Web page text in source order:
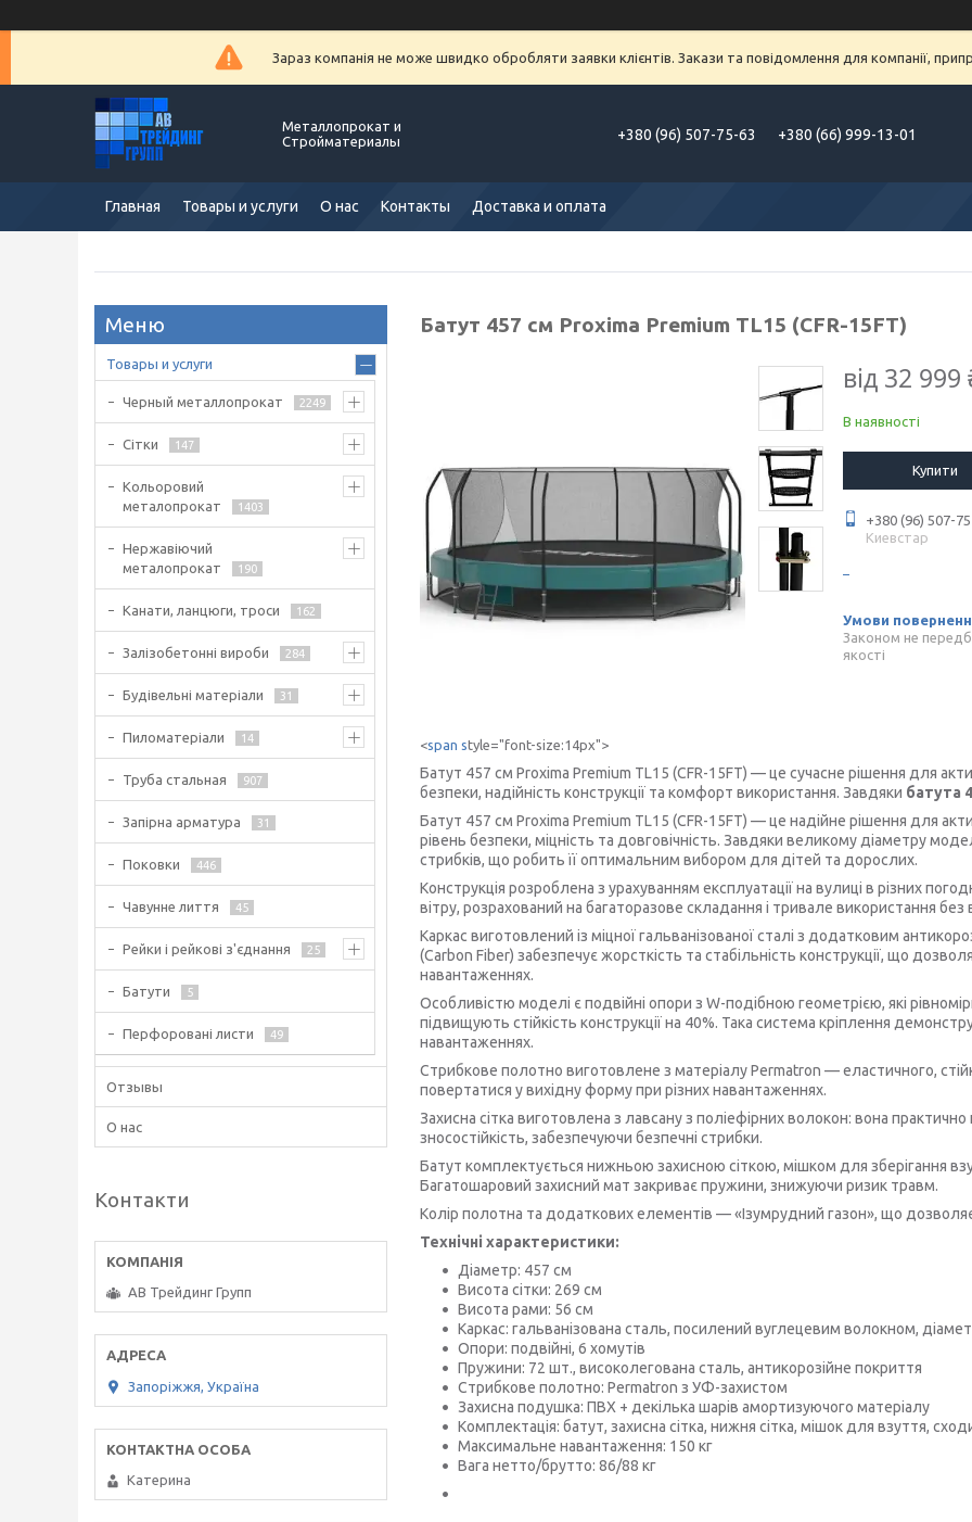
Зараз компанія не може швидко обробляти заявки клієнтів. Закази та повідомлення для компанії,
Металлопрокат и
Стройматериалы
+380 (96) 507-75-63 +380 (66) 999-13-01
Главная Товары и услуги О нас Контакты Доставка и оплата
Батут 457 см Proxima Premium TL15 (CFR-15FT)
від 32 999
В наявності
Купити
+380 (96) 507-
Киевстар
Законом не
якості
<span style="font-size:14px">
Батут 457 см Proxima Premium TL15 (CFR-15FT) — це сучасне рішення для
безпеки, надійність конструкції та комфорт використання. Завдяки батута
Батут 457 см Proxima Premium TL15 (CFR-15FT) — це надійне рішення для
рівень безпеки, міцність та довговічність. Завдяки великому діаметру
стрибків, що робить її оптимальним вибором для дітей та дорослих.
Конструкція розроблена з урахуванням експлуатації на вулиці в різних
вітру, розрахований на багаторазове складання і тривале використання
Каркас виготовлений із міцної гальванізованої сталі з додатковим
(Carbon Fiber) забезпечує жорсткість та стабільність конструкції, що
навантаженнях.
Особливістю моделі є подвійні опори з W-подібною геометрією, які
підвищують стійкість конструкції на 40%. Така система кріплення
навантаженнях.
Стрибкове полотно виготовлене з матеріалу Permatron — еластичного,
повертатися у вихідну форму при різних навантаженнях.
Захисна сітка виготовлена з лавсану з поліефірних волокон: вона практично
зносостійкість, забезпечуючи безпечні стрибки.
Батут комплектується нижньою захисною сіткою, мішком для зберігання
Багатошаровий захисний мат закриває пружини, знижуючи ризик травм.
Колір полотна та додаткових елементів — «Ізумрудний газон», що
Технічні характеристики:
Діаметр: 457 см
Висота сітки: 269 см
Висота рами: 56 см
Каркас: гальванізована сталь, посилений вуглецевим волокном,
Опори: подвійні, 6 хомутів
Пружини: 72 шт., високолегована сталь, антикорозійне покриття
Стрибкове полотно: Permatron з УФ-захистом
Захисна подушка: ПВХ + декілька шарів амортизуючого матеріалу
Комплектація: батут, захисна сітка, нижня сітка, мішок для взуття,
Максимальне навантаження: 150 кг
Вага нетто/брутто: 86/88 кг
Товары и услуги
Черный металлопрокат 2249
Сітки 147
Кольоровий
металопрокат
1403
Нержавіючий
металопрокат
190
Канати, ланцюги, троси 162
Залізобетонні вироби 284
Будівельні матеріали 31
Пиломатеріали 14
Труба стальная 907
Запірна арматура 31
Поковки 446
Чавунне лиття 45
Рейки і рейкові з'єднання 25
Батути 5
Перфоровані листи 49
Отзывы
О нас
Контакти
АВ Трейдинг Групп
Запоріжжя, Україна
Катерина